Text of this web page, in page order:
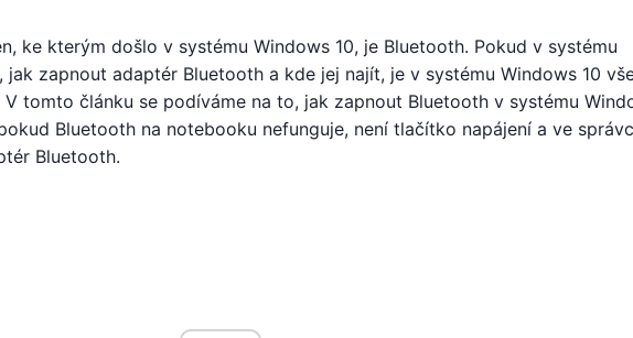
ke kterým došlo v systému Windows 10, je Bluetooth. Pokud v systému
jak zapnout adaptér Bluetooth a kde jej najít, je v systému Windows 10
V tomto článku se podíváme na to, jak zapnout Bluetooth v systému
Bluetooth na notebooku nefunguje, není tlačítko napájení a ve
Bluetooth.